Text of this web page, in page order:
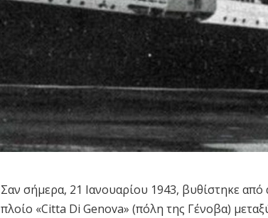
Σαν σήμερα, 21 Ιανουαρίου 1943, βυθίστηκε από
πλοίο «Citta Di Genova» (πόλη της Γένοβα)